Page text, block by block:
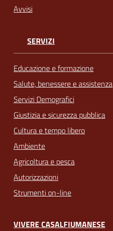
Avvisi
SERVIZI
Educazione e formazione
Salute, benessere e assistenza
Servizi Demografici
Giustizia e sicurezza pubblica
Cultura e tempo libero
Ambiente
Agricoltura e pesca
Autorizzazioni
Strumenti on-line
VIVERE CASALFIUMANESE